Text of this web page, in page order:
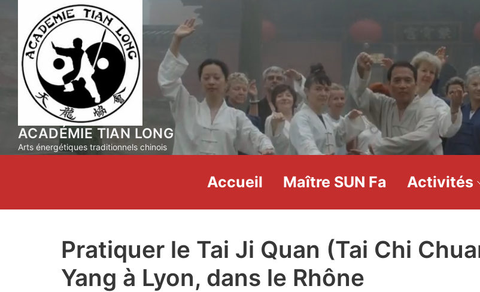
contenu
ACADÉMIE TIAN LONG
Arts énergétiques traditionnels chinois
Accueil Maître SUN Fa Activités
Pratiquer le Tai Ji Quan (Tai Chi
Yang à Lyon, dans le Rhône